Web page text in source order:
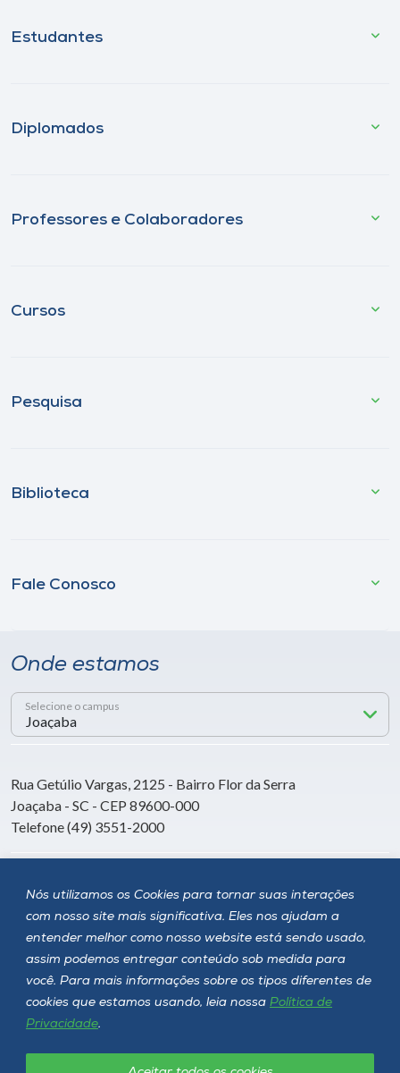
Nós utilizamos os Cookies para tornar suas interações
com nosso site mais significativa. Eles nos ajudam a
entender melhor como nosso website está sendo usado,
assim podemos entregar conteúdo sob medida para
você. Para mais informações sobre os tipos diferentes de
cookies que estamos usando, leia nossa Política de
Privacidade.
Estudantes
Diplomados
Professores e Colaboradores
Cursos
Pesquisa
Biblioteca
Fale Conosco
Onde estamos
Selecione o campus
Rua Getúlio Vargas, 2125 - Bairro Flor da Serra
Joaçaba - SC - CEP 89600-000
Telefone (49) 3551-2000
Siga a Unoesc